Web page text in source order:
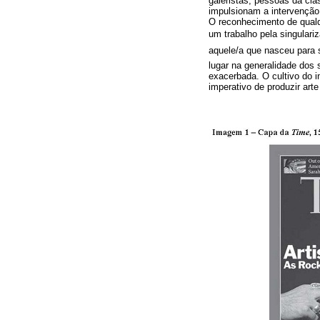
impulsionam a
O reconhecimento de
um trabalho pela
aquele/a que nasceu para
lugar na generalidade
exacerbada. O cultivo do
imperativo de produzir